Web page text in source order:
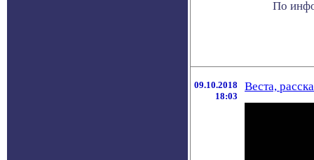
По
09.10.2018
18:03
Веста,